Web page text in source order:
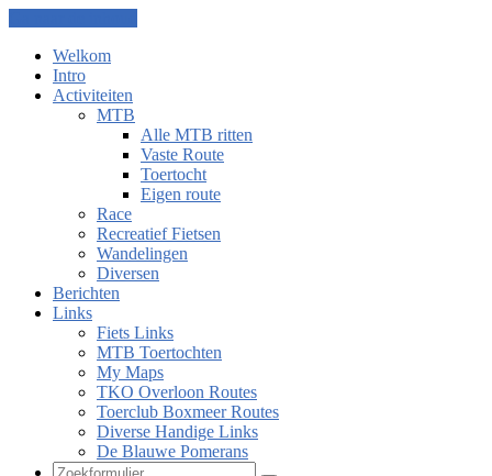
Welkom
Intro
Activiteiten
MTB
Alle MTB ritten
Vaste Route
Toertocht
Eigen route
Race
Recreatief Fietsen
Wandelingen
Diversen
Berichten
Links
Fiets Links
MTB Toertochten
My Maps
TKO Overloon Routes
Toerclub Boxmeer Routes
Diverse Handige Links
De Blauwe Pomerans